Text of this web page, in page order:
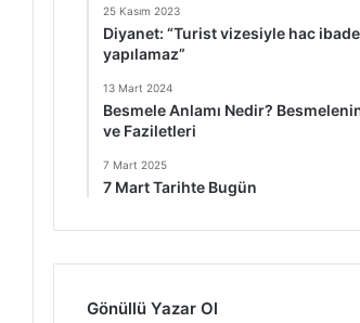
25 Kasım 2023
Diyanet: “Turist vizesiyle hac
yapılamaz”
13 Mart 2024
Besmele Anlamı Nedir?
ve Faziletleri
7 Mart 2025
7 Mart Tarihte Bugün
Gönüllü Yazar Ol